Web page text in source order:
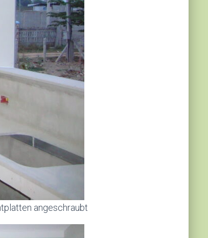
angeschraubt